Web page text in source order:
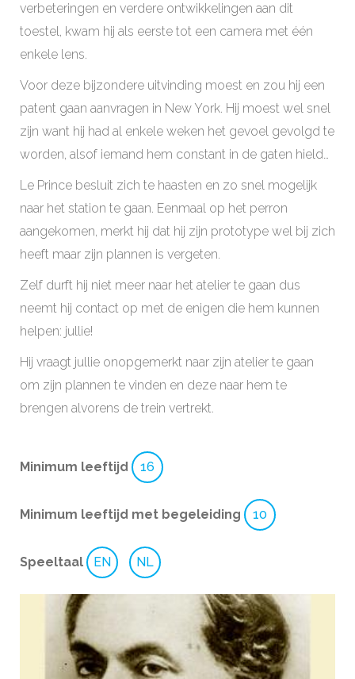
verbeteringen en verdere ontwikkelingen aan dit
toestel, kwam hij als eerste tot een camera met één
enkele lens.
Voor deze bijzondere uitvinding moest en zou hij een
patent gaan aanvragen in New York. Hij moest wel snel
zijn want hij had al enkele weken het gevoel gevolgd te
worden, alsof iemand hem constant in de gaten hield…
Le Prince besluit zich te haasten en zo snel mogelijk
naar het station te gaan. Eenmaal op het perron
aangekomen, merkt hij dat hij zijn prototype wel bij zich
heeft maar zijn plannen is vergeten.
Zelf durft hij niet meer naar het atelier te gaan dus
neemt hij contact op met de enigen die hem kunnen
helpen: jullie!
Hij vraagt jullie onopgemerkt naar zijn atelier te gaan
om zijn plannen te vinden en deze naar hem te
brengen alvorens de trein vertrekt.
Minimum leeftijd 16
Minimum leeftijd met begeleiding 10
Speeltaal EN NL